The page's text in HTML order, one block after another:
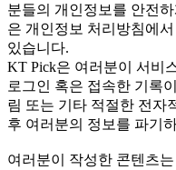
분들의 개인정보를 안전
은 개인정보 처리방침에
있습니다.
KT Pick은 여러분이 서비
로그인 혹은 접속한 기록
림 또는 기타 적절한 전자
후 여러분의 정보를 파기
여러분이 작성한 콘텐츠는